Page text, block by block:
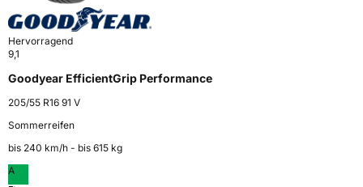
Hervorragend
9,1
Goodyear EfficientGrip Performance
205/55 R16 91 V
Sommerreifen
bis 240 km⁠/⁠h - bis 615 kg
A